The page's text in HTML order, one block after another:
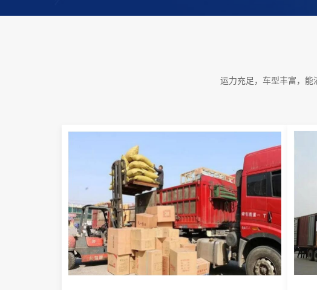
运力充足，车型丰富，能